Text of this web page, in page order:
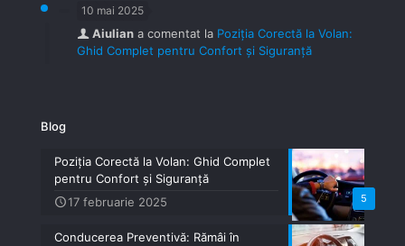
10 mai 2025
Aiulian a comentat la Poziția Corectă la Volan:
Ghid Complet pentru Confort și Siguranță
Blog
5
Poziția Corectă la Volan: Ghid Complet
pentru Confort și Siguranță
17 februarie 2025
Conducerea Preventivă: Rămâi în